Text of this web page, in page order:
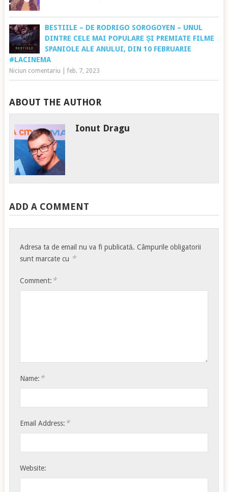
BESTIILE – DE RODRIGO SOROGOYEN – UNUL
DINTRE CELE MAI POPULARE ȘI PREMIATE FILME
SPANIOLE ALE ANULUI, DIN 10 FEBRUARIE
#LACINEMA
Niciun comentariu feb. 7, 2023
ABOUT THE AUTHOR
Ionut Dragu
ADD A COMMENT
Adresa ta de email nu va fi publicată. Câmpurile obligatorii
sunt marcate cu *
Comment: *
Name: *
Email Address: *
Website: